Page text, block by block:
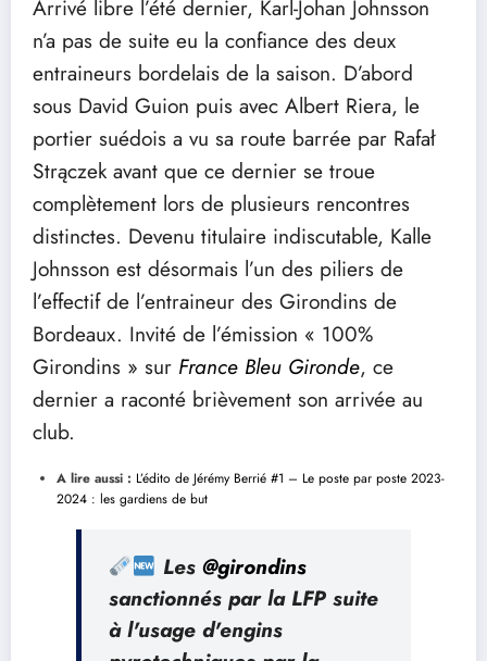
Arrivé libre l’été dernier, Karl-Johan Johnsson
n’a pas de suite eu la confiance des deux
entraineurs bordelais de la saison. D’abord
sous David Guion puis avec Albert Riera, le
portier suédois a vu sa route barrée par Rafał
Strączek avant que ce dernier se troue
complètement lors de plusieurs rencontres
distinctes. Devenu titulaire indiscutable, Kalle
Johnsson est désormais l’un des piliers de
l’effectif de l’entraineur des Girondins de
Bordeaux. Invité de l’émission « 100%
Girondins » sur France Bleu Gironde, ce
dernier a raconté brièvement son arrivée au
club.
A lire aussi : L’édito de Jérémy Berrié #1 – Le poste par poste 2023-
2024 : les gardiens de but
Les @girondins
sanctionnés par la LFP suite
à l'usage d'engins